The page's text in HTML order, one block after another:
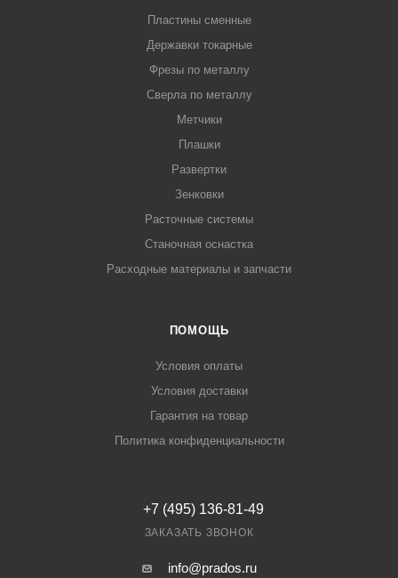
Пластины сменные
Державки токарные
Фрезы по металлу
Сверла по металлу
Метчики
Плашки
Развертки
Зенковки
Расточные системы
Станочная оснастка
Расходные материалы и запчасти
ПОМОЩЬ
Условия оплаты
Условия доставки
Гарантия на товар
Политика конфиденциальности
+7 (495) 136-81-49
ЗАКАЗАТЬ ЗВОНОК
info@prados.ru